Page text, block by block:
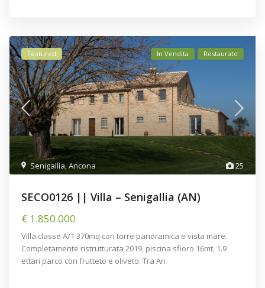
25
Senigallia,Ancona
Featured In Vendita Restaurato
SECO0126 || Villa – Senigallia (AN)
€ 1.850.000
Villa classe A/1 370mq con torre panoramica e vista mare.
Completamente ristrutturata 2019, piscina sfioro 16mt, 1.9
ettari parco con frutteto e oliveto. Tra An